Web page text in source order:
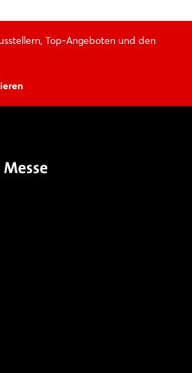
Top-Angeboten und den